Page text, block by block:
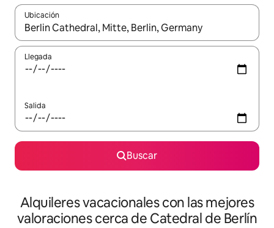
Ubicación
Cuando los resultados estén disponibles, navega con las
Llegada
Salida
Buscar
Alquileres vacacionales con las mejores
valoraciones cerca de Catedral de Berlín